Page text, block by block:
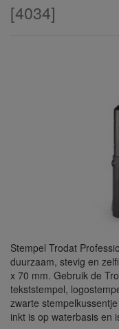
[4034]
Stempel Trodat
duurzaam, stevig en
x 70 mm. Gebruik de
tekststempel,
zwarte
inkt is op waterbasis en